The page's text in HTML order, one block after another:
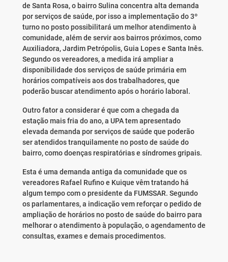
de Santa Rosa, o bairro Sulina concentra alta demanda
por serviços de saúde, por isso a implementação do 3º
turno no posto possibilitará um melhor atendimento à
comunidade, além de servir aos bairros próximos, como
Auxiliadora, Jardim Petrópolis, Guia Lopes e Santa Inês.
Segundo os vereadores, a medida irá ampliar a
disponibilidade dos serviços de saúde primária em
horários compatíveis aos dos trabalhadores, que
poderão buscar atendimento após o horário laboral.
Outro fator a considerar é que com a chegada da
estação mais fria do ano, a UPA tem apresentado
elevada demanda por serviços de saúde que poderão
ser atendidos tranquilamente no posto de saúde do
bairro, como doenças respiratórias e síndromes gripais.
Esta é uma demanda antiga da comunidade que os
vereadores Rafael Rufino e Kuique vêm tratando há
algum tempo com o presidente da FUMSSAR. Segundo
os parlamentares, a indicação vem reforçar o pedido de
ampliação de horários no posto de saúde do bairro para
melhorar o atendimento à população, o agendamento de
consultas, exames e demais procedimentos.